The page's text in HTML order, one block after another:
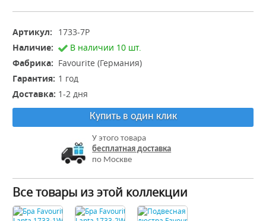
Артикул:
1733-7P
Наличие:
В наличии 10 шт.
Фабрика: Favourite (Германия)
Гарантия: 1 год
Доставка: 1-2 дня
Купить в один клик
У этого товара
бесплатная доставка
по Москве
Все товары из этой коллекции